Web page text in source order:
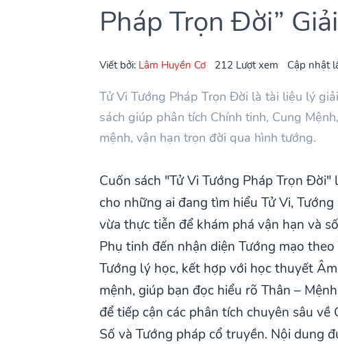
Pháp Trọn Đời”
Viết bởi: Lâm Huyền Cơ 212 Lượt xem Cập nhật
Tử Vi Tướng Pháp Trọn Đời là tài liệu lý
sách giúp phân tích Chính tinh, Cung
mệnh, vận hạn trọn đời qua hình tướng.
Cuốn sách "Tử Vi Tướng Pháp Trọn
cho những ai đang tìm hiểu Tử Vi,
vừa thực tiễn để khám phá vận hạn và
Phụ tinh đến nhận diện Tướng mạo
Tướng lý học, kết hợp với học thuyết
mệnh, giúp bạn đọc hiểu rõ Thân –
để tiếp cận các phân tích chuyên sâu
Số và Tướng pháp cổ truyền. Nội dung